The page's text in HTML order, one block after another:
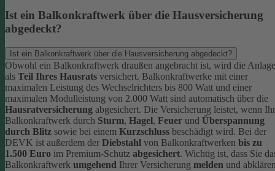
Ist ein Balkonkraftwerk über die Hausversicherung
abgedeckt?
Ist ein Balkonkraftwerk über die Hausversicherung abgedeckt?
Obwohl ein Balkonkraftwerk draußen angebracht ist, wird die Anlage
als Teil Ihres Hausrats versichert. Balkonkraftwerke mit einer
maximalen Leistung des Wechselrichters bis 800 Watt und einer
maximalen Modulleistung von 2.000 Watt sind automatisch über die
Hausratversicherung abgesichert. Die Versicherung leistet, wenn Ihr
Balkonkraftwerk durch Sturm, Hagel, Feuer und Überspannung
durch Blitz sowie bei einem Kurzschluss beschädigt wird. Bei der
DEVK ist außerdem der Diebstahl von Balkonkraftwerken bis zu
1.500 Euro im Premium-Schutz abgesichert. Wichtig ist, dass Sie
Balkonkraftwerk umgehend Ihrer Versicherung melden und